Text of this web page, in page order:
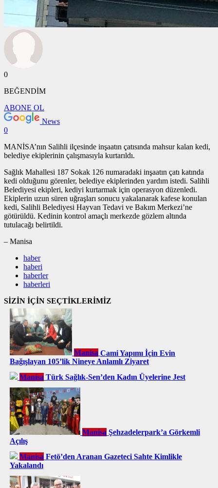
0
BEĞENDİM
ABONE OL
News
0
MANİSA’nın Salihli ilçesinde inşaatın çatısında mahsur kalan kedi,
belediye ekiplerinin çalışmasıyla kurtarıldı.
Sağlık Mahallesi 187 Sokak 126 numaradaki inşaatın çatı katında
kedi olduğunu görenler, belediye ekiplerinden yardım istedi. Salihli
Belediyesi ekipleri, kediyi kurtarmak için operasyon düzenledi.
Ekiplerin uzun süren uğraşları sonucu yakalanarak kafese konulan
kedi, Salihli Belediyesi Hayvan Tedavi ve Bakım Merkezi’ne
götürüldü. Kedinin kontrol amaçlı merkezde gözlem altında
tutulacağı belirtildi.
– Manisa
haber
haberi
haberler
haberleri
SİZİN İÇİN SEÇTİKLERİMİZ
Manisa Cami Yapımı İçin Evin
Bağışlayan 105’lik Nineye Anlamlı Ziyaret
Manisa Türk Sağlık-Sen’den Kadın Üyelerine Jest
Manisa Şehzadelerpark’a Görkemli
Açılış
Manisa Fetö’den Aranan Gazeteci Sahte Kimlikle
Yakalandı